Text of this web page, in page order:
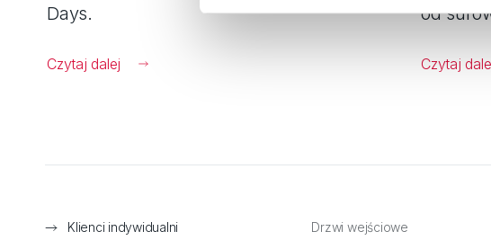
Days.
Czytaj dalej
od
Czytaj
Klienci indywidualni Drzwi wejściowe